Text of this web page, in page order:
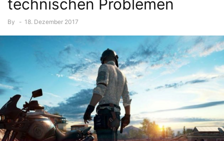
technischen Problemen
By - 18. Dezember 2017